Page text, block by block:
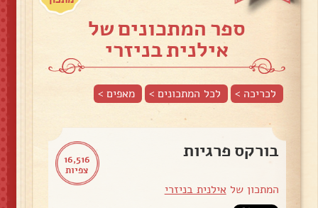
ספר המתכונים של
אילנית בניזרי
לכריכה > לכל המתכונים > מאפים>
16,516
צפיות
בורקס פרגיות
המתכון של אילנית בניזרי